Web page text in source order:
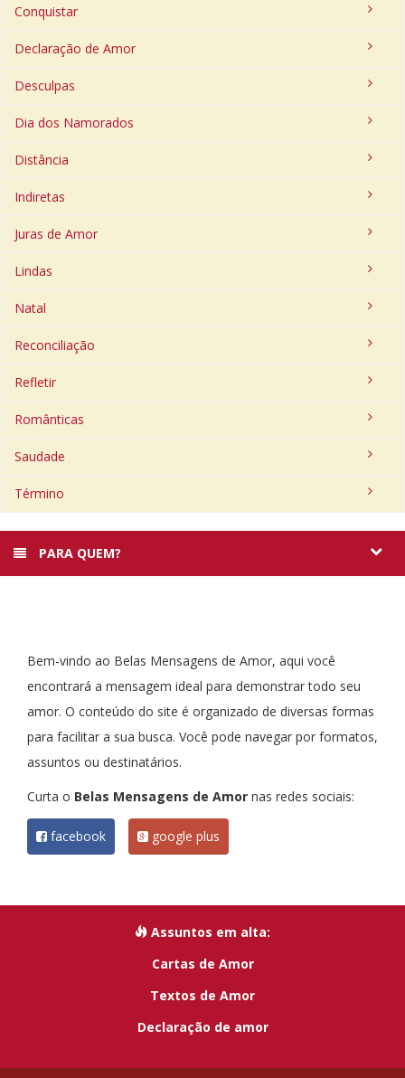
Conquistar
Declaração de Amor
Desculpas
Dia dos Namorados
Distância
Indiretas
Juras de Amor
Lindas
Natal
Reconciliação
Refletir
Românticas
Saudade
Término
PARA QUEM?
Bem-vindo ao Belas Mensagens de Amor, aqui você
encontrará a mensagem ideal para demonstrar todo seu
amor. O conteúdo do site é organizado de diversas formas
para facilitar a sua busca. Você pode navegar por formatos,
assuntos ou destinatários.
Curta o Belas Mensagens de Amor nas redes sociais:
facebook google plus
Assuntos em alta:
Cartas de Amor
Textos de Amor
Declaração de amor